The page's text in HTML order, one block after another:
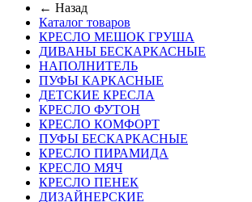
← Назад
Каталог товаров
КРЕСЛО МЕШОК ГРУША
ДИВАНЫ БЕСКАРКАСНЫЕ
НАПОЛНИТЕЛЬ
ПУФЫ КАРКАСНЫЕ
ДЕТСКИЕ КРЕСЛА
КРЕСЛО ФУТОН
КРЕСЛО КОМФОРТ
ПУФЫ БЕСКАРКАСНЫЕ
КРЕСЛО ПИРАМИДА
КРЕСЛО МЯЧ
КРЕСЛО ПЕНЕК
ДИЗАЙНЕРСКИЕ